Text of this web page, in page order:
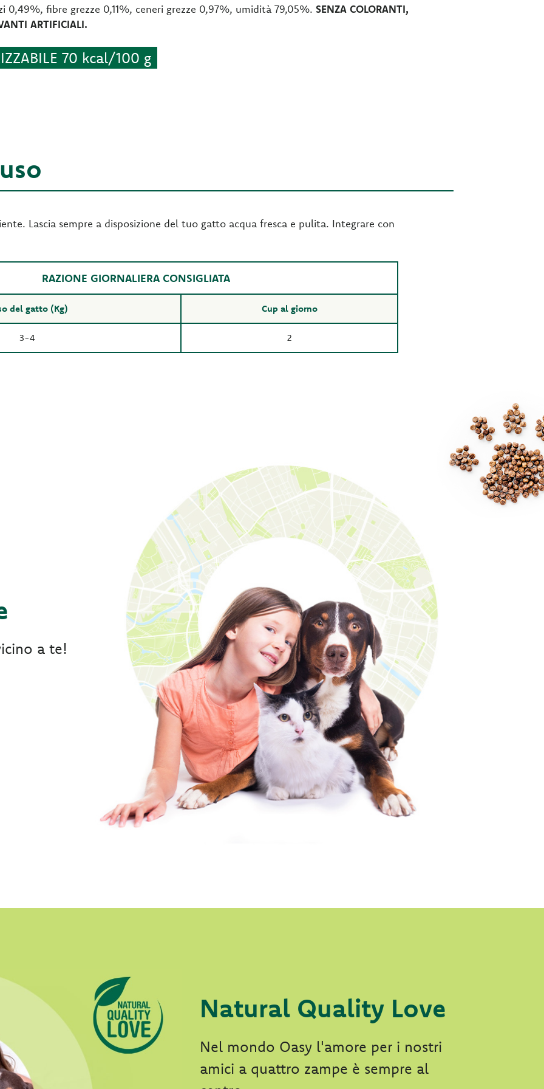
0,49%, fibre grezze 0,11%, ceneri grezze 0,97%, umidità 79,05%. SENZA COLORANTI,
ARTIFICIALI.
70 kcal/100 g
Lascia sempre a disposizione del tuo gatto acqua fresca e pulita. Integrare con
RAZIONE GIORNALIERA CONSIGLIATA
del gatto (Kg) Cup al giorno
3-4 2
a te!
Natural Quality Love
Nel mondo Oasy l'amore per i nostri
amici a quattro zampe è sempre al